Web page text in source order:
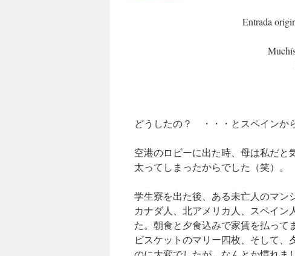
Entrada
どうしたの？ ・・・とスペインか
空港のロビーに出た時、母は私だと
太ってしまったからでした（笑）。
学生寮を出た後、ある未亡人のマン
カナダ人、北アメリカ人、スペイン
た。朝食と夕食込みで家賃を払って
ビスケットのマリー四枚、そして